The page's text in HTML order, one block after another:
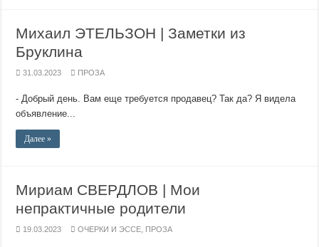
Михаил ЭТЕЛЬЗОН | Заметки из
Бруклина
31.03.2023 ПРОЗА
- Добрый день. Вам еще требуется продавец? Так да? Я видела
объявление...
Далее »
Мириам СВЕРДЛОВ | Мои
непрактичные родители
19.03.2023 ОЧЕРКИ И ЭССЕ ПРОЗА